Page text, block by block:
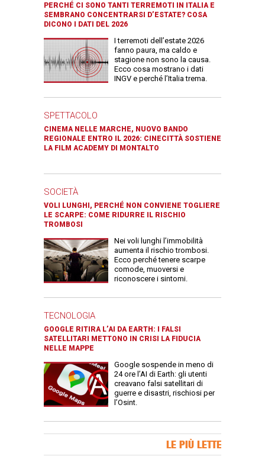
PERCHÉ CI SONO TANTI TERREMOTI IN ITALIA E
SEMBRANO CONCENTRARSI D’ESTATE? COSA
DICONO I DATI DEL 2026
I terremoti dell’estate 2026
fanno paura, ma caldo e
stagione non sono la causa.
Ecco cosa mostrano i dati
INGV e perché l’Italia trema.
SPETTACOLO
CINEMA NELLE MARCHE, NUOVO BANDO
REGIONALE ENTRO IL 2026: CINECITTÀ SOSTIENE
LA FILM ACADEMY DI MONTALTO
SOCIETÀ
VOLI LUNGHI, PERCHÉ NON CONVIENE TOGLIERE
LE SCARPE: COME RIDURRE IL RISCHIO
TROMBOSI
Nei voli lunghi l’immobilità
aumenta il rischio trombosi.
Ecco perché tenere scarpe
comode, muoversi e
riconoscere i sintomi.
TECNOLOGIA
GOOGLE RITIRA L’AI DA EARTH: I FALSI
SATELLITARI METTONO IN CRISI LA FIDUCIA
NELLE MAPPE
Google sospende in meno di
24 ore l’AI di Earth: gli utenti
creavano falsi satellitari di
guerre e disastri, rischiosi per
l’Osint.
LE PIÙ LETTE